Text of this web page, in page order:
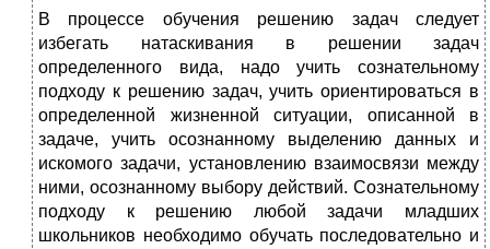
В процессе обучения решению задач следует
избегать натаски­вания в решении задач
определенного вида, надо учить сознатель­ному
подходу к решению задач, учить ориентироваться в
опреде­ленной жизненной ситуации, описанной в
задаче, учить осознан­ному выделению данных и
искомого задачи, установлению взаимо­связи между
ними, осознанному выбору действий. Сознательному
подходу к решению любой задачи младших
школьников необходимо обучать последовательно и